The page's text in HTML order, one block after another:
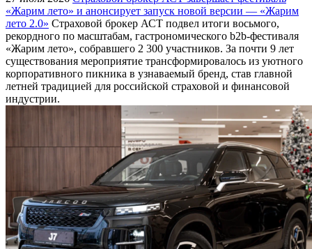
«Жарим лето» и анонсирует запуск новой версии — «Жарим
лето 2.0» Страховой брокер АСТ подвел итоги восьмого,
рекордного по масштабам, гастрономического b2b-фестиваля
«Жарим лето», собравшего 2 300 участников. За почти 9 лет
существования мероприятие трансформировалось из уютного
корпоративного пикника в узнаваемый бренд, став главной
летней традицией для российской страховой и финансовой
индустрии.